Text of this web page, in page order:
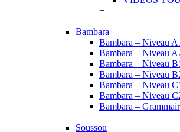
+
+
Bambara
Bambara – Niveau
Bambara – Niveau
Bambara – Niveau
Bambara – Niveau
Bambara – Niveau
Bambara – Niveau
Bambara –
+
Soussou